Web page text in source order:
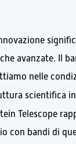
avanzate. Il
nelle
scientifica
Telescope
con bandi di